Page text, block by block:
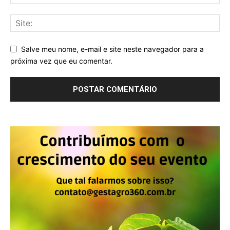
Salve meu nome, e-mail e site neste navegador para a
próxima vez que eu comentar.